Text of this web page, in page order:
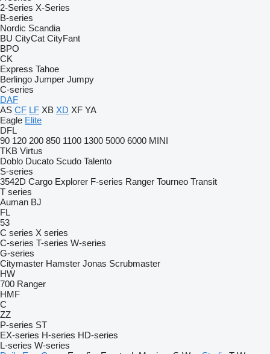
2-Series X-Series
B-series
Nordic Scandia
BU CityCat CityFant
BPO
CK
Express Tahoe
Berlingo Jumper Jumpy
C-series
DAF
AS CF LF XB XD XF YA
Eagle Elite
DFL
90 120 200 850 1100 1300 5000 6000 MINI
TKB Virtus
Doblo Ducato Scudo Talento
S-series
3542D Cargo Explorer F-series Ranger Tourneo Transit
T series
Auman BJ
FL
53
C series X series
C-series T-series W-series
G-series
Citymaster Hamster Jonas Scrubmaster
HW
700 Ranger
HMF
C
ZZ
P-series ST
EX-series H-series HD-series
L-series W-series